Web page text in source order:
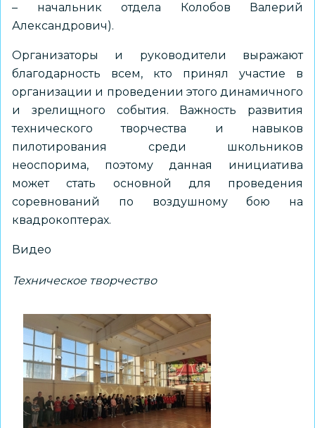
– начальник отдела Колобов Валерий
Александрович).
Организаторы и руководители выражают
благодарность всем, кто принял участие в
организации и проведении этого динамичного
и зрелищного события. Важность развития
технического творчества и навыков
пилотирования среди школьников
неоспорима, поэтому данная инициатива
может стать основной для проведения
соревнований по воздушному бою на
квадрокоптерах.
Видео
Техническое творчество